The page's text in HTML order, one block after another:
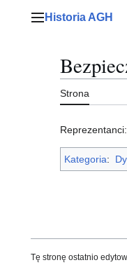
Menu główne
Historia AGH
Strona
Reprezentanci:
Kategoria:
Tę stronę ostatnio